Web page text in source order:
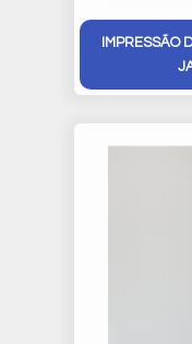
IMPRESSÃO